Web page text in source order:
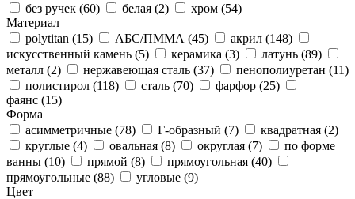
без ручек (60) белая (2) хром (54)
Материал
polytitan (15) АБС/ПММА (45) акрил (148)
искусственный камень (5) керамика (3) латунь (89)
металл (2) нержавеющая сталь (37) пенополиуретан (11)
полистирол (118) сталь (70) фарфор (25)
фаянс (15)
Форма
асимметричные (78) Г-образный (7) квадратная (2)
круглые (4) овальная (8) округлая (7)
по форме
ванны (10) прямой (8) прямоугольная (40)
прямоугольные (88) угловые (9)
Цвет